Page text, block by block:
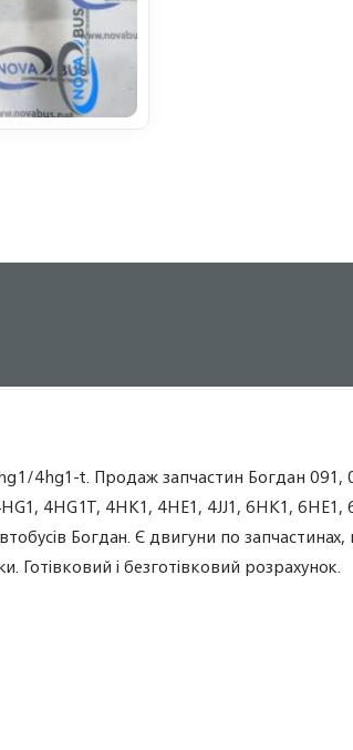
4hg1-t. Продаж запчастин Богдан 091,
4HG1T, 4HK1, 4HE1, 4JJ1, 6HK1, 6HE1,
Богдан. Є двигуни по
Готівковий і безготівковий розрахунок.